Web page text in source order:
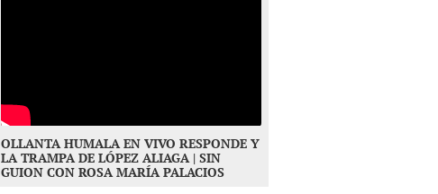
OLLANTA HUMALA EN VIVO RESPONDE Y
LA TRAMPA DE LÓPEZ ALIAGA | SIN
GUION CON ROSA MARÍA PALACIOS